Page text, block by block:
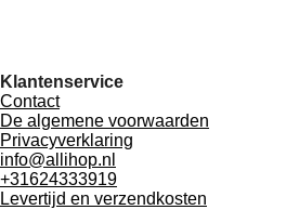
Klantenservice
Contact
De algemene voorwaarden
Privacyverklaring
info@allihop.nl
+31624333919
Levertijd en verzendkosten